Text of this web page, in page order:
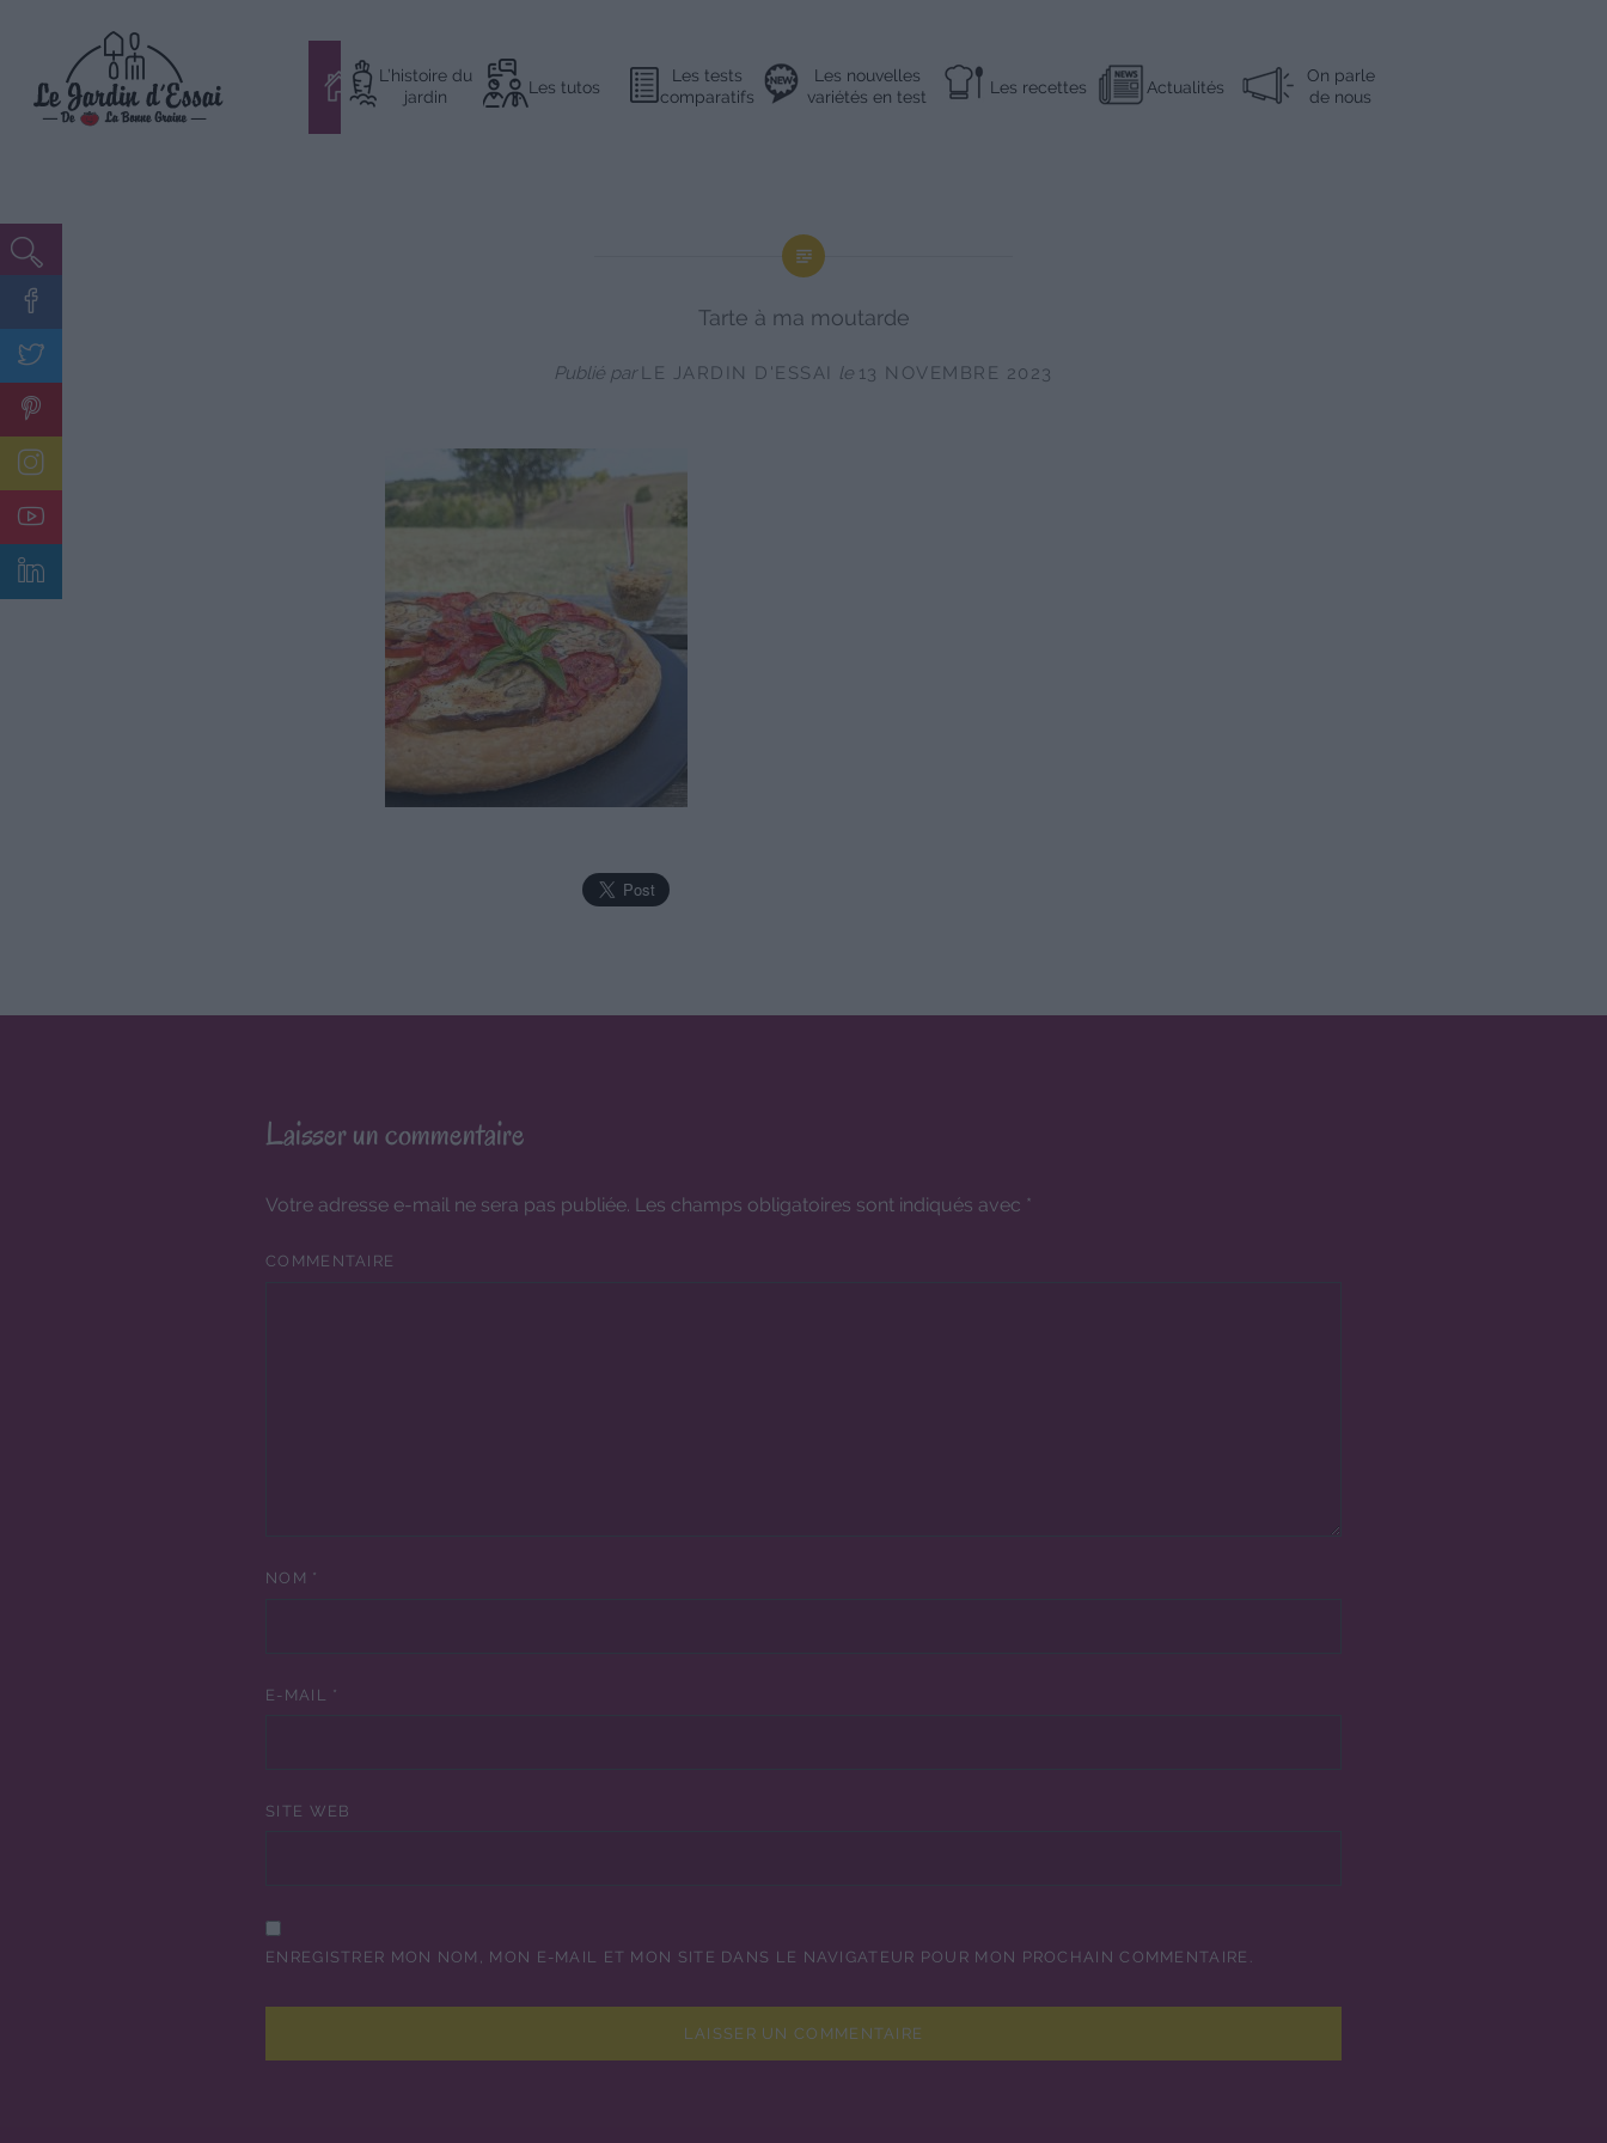
contenu
#
L’histoire du
jardin
Les tutos
Les tests
comparatifs
Les nouvelles
variétés en test
Les recettes Actualités
On parle
de nous
Tarte à ma moutarde
Publié parLE JARDIN D'ESSAI le 13 NOVEMBRE 2023
Laisser un commentaire
Votre adresse e-mail ne sera pas publiée. Les champs obligatoires sont indiqués avec *
COMMENTAIRE
NOM *
E-MAIL *
SITE WEB
ENREGISTRER MON NOM, MON E-MAIL ET MON SITE DANS LE NAVIGATEUR POUR MON PROCHAIN COMMENTAIRE.